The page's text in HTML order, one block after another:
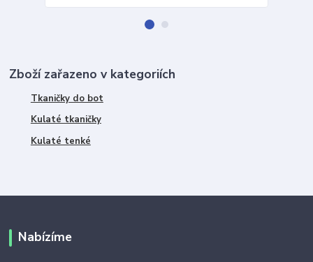
Zboží zařazeno v kategoriích
Tkaničky do bot
Kulaté tkaničky
Kulaté tenké
Nabízíme